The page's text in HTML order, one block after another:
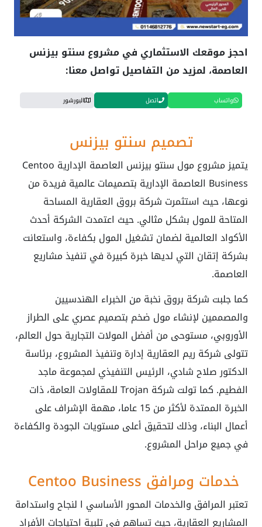
احجز موقعك الاستثماري في مشروع سنتو بيزنس
العاصمة، لمزيد من التفاصيل تواصل معنا:
واتساب اتصل البورشور
تصميم سنتو بيزنس
يتميز مشروع مول سنتو بيزنس العاصمة الإدارية Centoo
Business العاصمة الإدارية بتصميمات عالمية فريدة من
نوعها، حيث استثمرت شركة بروق العقارية المساحة
المتاحة للمول بشكل مثالي. حيث اعتمدت الشركة أحدث
الأكواد العالمية لضمان تشغيل المول بكفاءة، واستعانت
بشركة إتقان التي لديها خبرة كبيرة في تنفيذ مشاريع
العاصمة.
كما جلبت شركة بروق نخبة من الخبراء الهندسيين
والمصممين لإنشاء مول ضخم بتصميم عصري على الطراز
الأوروبي، مستوحى من أفضل المولات التجارية حول العالم،
تتولى شركة ريم العقارية إدارة وتنفيذ المشروع، برئاسة
الدكتور صلاح شادي، الرئيس التنفيذي لمجموعة ماجد
الفطيم. كما تولت شركة Trojan للمقاولات العامة، ذات
الخبرة الممتدة لأكثر من 15 عاما، مهمة الإشراف على
أعمال البناء، وذلك لتحقيق أعلى مستويات الجودة والكفاءة
في جميع مراحل المشروع.
خدمات ومرافق Centoo Business
تعتبر المرافق والخدمات المحور الأساسي ا لنجاح واستدامة
المشاريع العقارية، حيث تساهم في تلبية احتياجات الأفراد